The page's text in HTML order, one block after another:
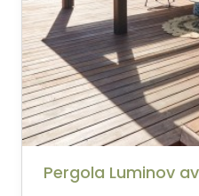
Pergola Luminov